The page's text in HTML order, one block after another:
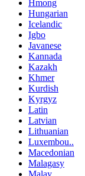
Hmong
Hungarian
Icelandic
Igbo
Javanese
Kannada
Kazakh
Khmer
Kurdish
Kyrgyz
Latin
Latvian
Lithuanian
Luxembou..
Macedonian
Malagasy
Malay